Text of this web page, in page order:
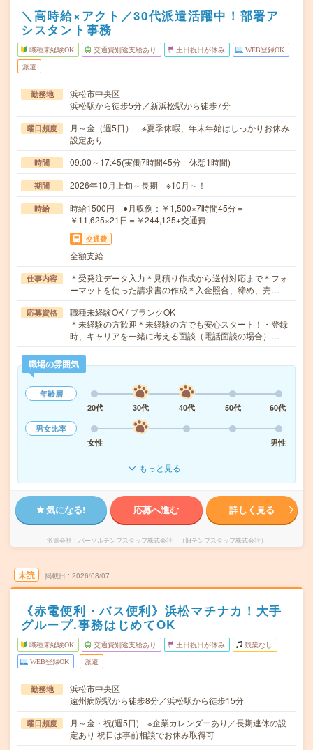
＼高時給×アクト／30代派遣活躍中！部署ア
シスタント事務
職種未経験OK 交通費別途支給あり 土日祝日が休み WEB登録OK
派遣
勤務地
浜松市中央区
浜松駅から徒歩5分／新浜松駅から徒歩7分
曜日頻度
月～金（週5日） ※夏季休暇、年末年始はしっかりお休み
設定あり
時間 09:00～17:45(実働7時間45分 休憩1時間)
期間 2026年10月上旬～長期 ※10月～！
時給
時給1500円 ●月収例：￥1,500×7時間45分＝
￥11,625×21日＝￥244,125+交通費
交通費
全額支給
仕事内容
＊受発注データ入力＊見積り作成から送付対応まで＊フォ
ーマットを使った請求書の作成＊入金照合、締め、売…
応募資格
職種未経験OK / ブランクOK
＊未経験の方歓迎＊未経験の方でも安心スタート！・登録
時、キャリアを一緒に考える面談（電話面談の場合）…
職場の雰囲気
年齢層
20代
30代 40代 50代
60代
男女比率
女性
男性
もっと見る
気になる! 応募へ進む 詳しく見る
派遣会社 パーソルテンプスタッフ株式会社 （旧テンプスタッフ株式会社）
未読 掲載日 2026/08/07
《赤電便利・バス便利》浜松マチナカ！大手
グループ.事務はじめてOK
職種未経験OK 交通費別途支給あり 土日祝日が休み 残業なし
WEB登録OK 派遣
勤務地
浜松市中央区
遠州病院駅から徒歩8分／浜松駅から徒歩15分
曜日頻度
月～金・祝(週5日) ※企業カレンダーあり／長期連休の設
定あり 祝日は事前相談でお休み取得可